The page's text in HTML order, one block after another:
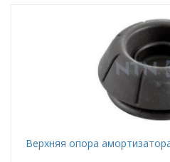
Верхняя опора